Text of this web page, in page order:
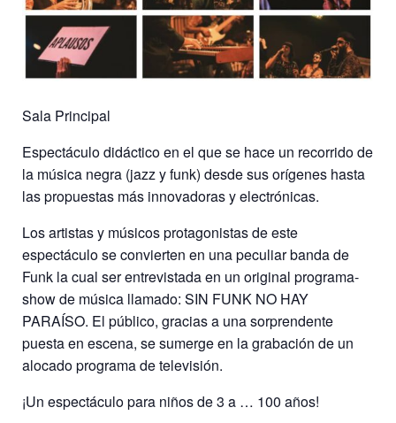
Sala Principal
Espectáculo didáctico en el que se hace un recorrido de
la música negra (jazz y funk) desde sus orígenes hasta
las propuestas más innovadoras y electrónicas.
Los artistas y músicos protagonistas de este
espectáculo se convierten en una peculiar banda de
Funk la cual ser entrevistada en un original programa-
show de música llamado: SIN FUNK NO HAY
PARAÍSO. El público, gracias a una sorprendente
puesta en escena, se sumerge en la grabación de un
alocado programa de televisión.
¡Un espectáculo para niños de 3 a … 100 años!